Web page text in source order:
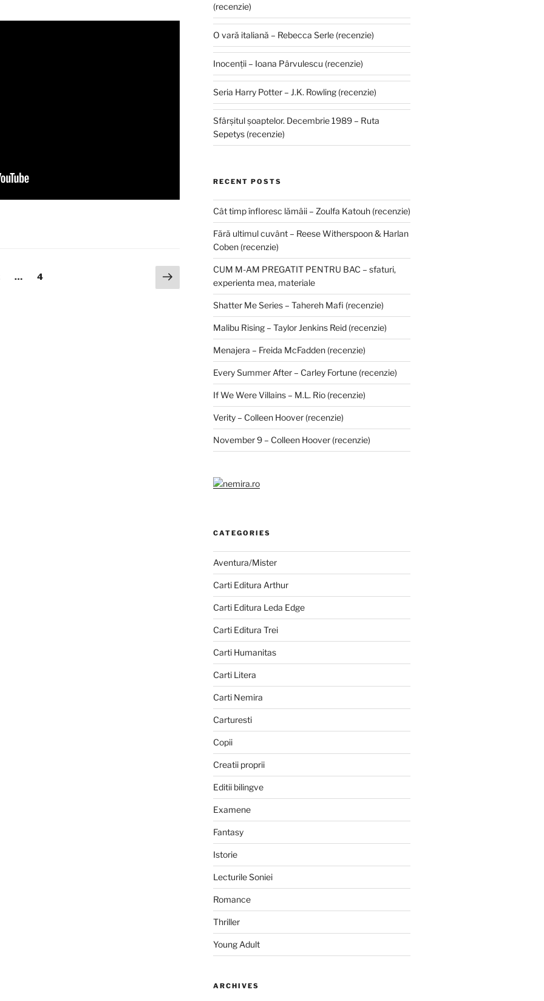
… Page
4
Next
page
(recenzie)
O vară italiană – Rebecca Serle (recenzie)
Inocenții – Ioana Pârvulescu (recenzie)
Seria Harry Potter – J.K. Rowling (recenzie)
Sfârșitul șoaptelor. Decembrie 1989 – Ruta
Sepetys (recenzie)
RECENT POSTS
Cât timp înfloresc lămâii – Zoulfa Katouh (recenzie)
Fără ultimul cuvânt – Reese Witherspoon & Harlan
Coben (recenzie)
CUM M-AM PREGATIT PENTRU BAC – sfaturi,
experienta mea, materiale
Shatter Me Series – Tahereh Mafi (recenzie)
Malibu Rising – Taylor Jenkins Reid (recenzie)
Menajera – Freida McFadden (recenzie)
Every Summer After – Carley Fortune (recenzie)
If We Were Villains – M.L. Rio (recenzie)
Verity – Colleen Hoover (recenzie)
November 9 – Colleen Hoover (recenzie)
CATEGORIES
Aventura/Mister
Carti Editura Arthur
Carti Editura Leda Edge
Carti Editura Trei
Carti Humanitas
Carti Litera
Carti Nemira
Carturesti
Copii
Creatii proprii
Editii bilingve
Examene
Fantasy
Istorie
Lecturile Soniei
Romance
Thriller
Young Adult
ARCHIVES